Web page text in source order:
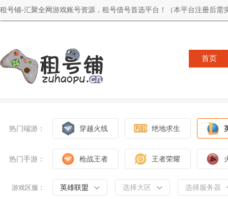
租号铺-汇聚全网游戏账号资源，租号借号首选平台！（本平台注册后需
首页
热门端游： 穿越火线 绝地求生
热门手游： 枪战王者 王者荣耀
游戏区服： 英雄联盟 选择大区 选择服务器